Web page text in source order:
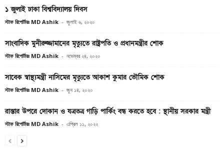
১ জুলাই ঢাকা বিশ্ববিদ্যালয় দিবস
স্টাফ রিপোর্টারঃ MD Ashik - জুলাই ৬, ২০২০
সাংবাদিক মুনীরুজ্জামানের মৃত্যুতে রাষ্ট্রপতি ও প্রধানমন্ত্রীর শোক
স্টাফ রিপোর্টারঃ MD Ashik - নভেম্বর ২৪, ২০২০
সাবেক স্বাস্থ্যমন্ত্রী নাসিমের মৃত্যুতে আকাশ কুমার ভৌমিক শোক
স্টাফ রিপোর্টারঃ MD Ashik - জুন ১৪, ২০২০
রাস্তার উপরে দোকান ও যত্রতত্র গাড়ি পার্কিং বন্ধ করতে হবে : স্থানীয় সরকার মন্ত্রী
স্টাফ রিপোর্টারঃ MD Ashik - এপ্রিল ১১, ২০২২